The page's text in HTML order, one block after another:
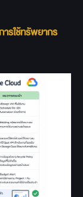
ารใช้ทรัพยากร